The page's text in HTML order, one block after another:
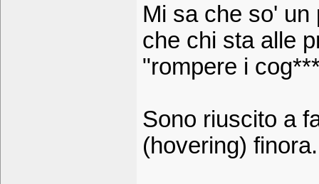
Mi sa che so' un
che chi sta alle
"rompere i
Sono riuscito a
(hovering) finora.